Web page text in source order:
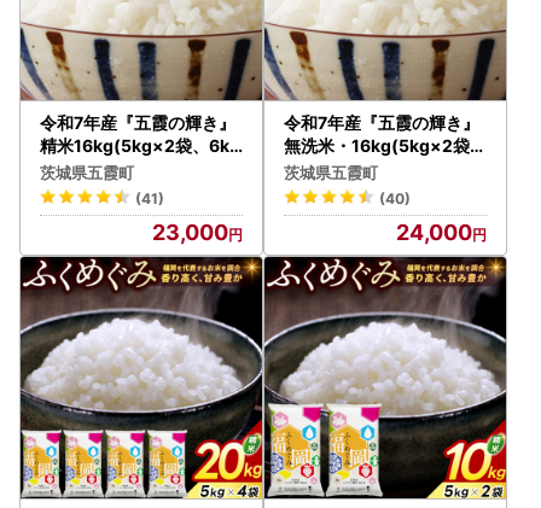
令和7年産『五霞の輝き』
精米16kg(5kg×2袋、6kg
×1袋)【配送月選択可!】/
出荷日に合わせて精米 - ブ
レンド米 米 コシヒカリ あ
きたこまち ミルキークイ
ーン ひとめぼれ ゆめひた
ち あさひの夢 チヨニシキ
ふくまる 家庭用 家計応援
訳あり 茨城県 五霞町【価
格改定ZL1】
茨城県五霞町
(41)
23,000
令和7年産『五霞の輝き』
無洗米・16kg(5kg×2袋、
6kg×1袋) - ブレンド米 お
米 コシヒカリ あきたこま
ち ミルキークイーン ひと
めぼれ ゆめひたち あさひ
の夢 チヨニシキ ふくまる
家庭用 家計応援 訳あり 茨
城県 五霞町 【価格改定ZL
1】
茨城県五霞町
(40)
24,000